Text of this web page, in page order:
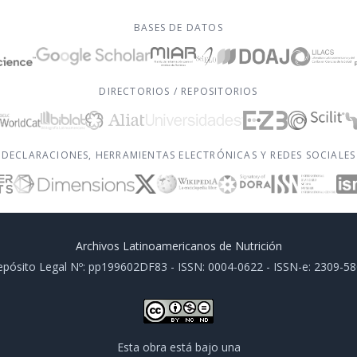
BASES DE DATOS
DIRECTORIOS / REPOSITORIOS
DECLARACIONES, HERRAMIENTAS ELECTRÓNICAS Y REDES SOCIALES
Archivos Latinoamericanos de Nutrición
Legal Nº: pp199602DF83 - ISSN: 0004-0622 - ISSN-e: 2309-
Esta obra está bajo una